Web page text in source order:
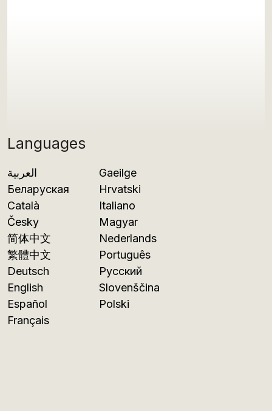
Languages
العربية
Беларуская
Català
Česky
简体中文
繁體中文
Deutsch
English
Español
Français
Gaeilge
Hrvatski
Italiano
Magyar
Nederlands
Português
Русский
Slovenščina
Polski